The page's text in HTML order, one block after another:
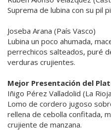
Suprema de lubina con su pil
Joseba Arana (País Vasco)
Lubina un poco ahumada,
perrechicos salteados, puré
verduras crujientes.
Mejor Presentación del
Iñigo Pérez Valladolid (La
Lomo de cordero jugoso
rellena de cebolla confitada,
crujiente de manzana.